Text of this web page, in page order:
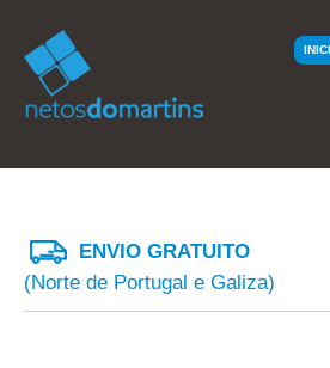
ENVIO GRATUITO
(Norte de Portugal e Galiza)